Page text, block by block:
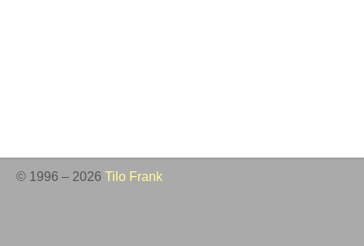
© 1996 – 2026 Tilo Frank